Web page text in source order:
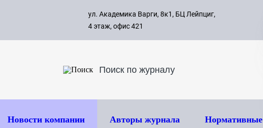
с 09:00
8 495
ул. Академика Варги, 8к1, БЦ Лейпциг,
4 этаж, офис 421
Новости компании Авторы журнала